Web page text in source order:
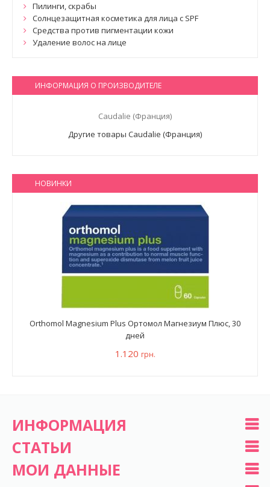
Пилинги, скрабы
Солнцезащитная косметика для лица с SPF
Средства против пигментации кожи
Удаление волос на лице
ИНФОРМАЦИЯ О ПРОИЗВОДИТЕЛЕ
Caudalie (Франция)
Другие товары Caudalie (Франция)
НОВИНКИ
Orthomol Magnesium Plus Ортомол Магнезиум Плюс, 30
дней
1.120 грн.
ИНФОРМАЦИЯ
СТАТЬИ
МОИ ДАННЫЕ